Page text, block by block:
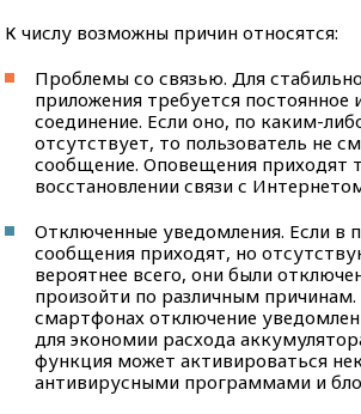
К числу возможны причин относятся:
Проблемы со связью. Для
приложения требуется постоянное
соединение. Если оно, по каким-
отсутствует, то пользователь не
сообщение. Оповещения приходят
восстановлении связи с
Отключенные уведомления. Если в
сообщения приходят, но
вероятнее всего, они были
произойти по различным
смартфонах отключение
для экономии расхода
функция может активироваться
антивирусными программами и